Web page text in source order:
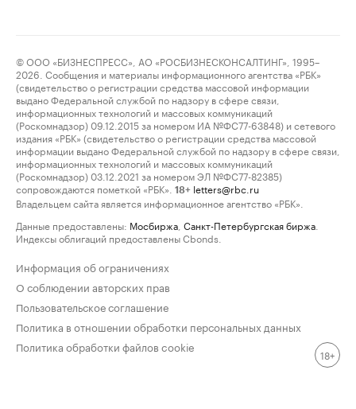
© ООО «БИЗНЕСПРЕСС», АО «РОСБИЗНЕСКОНСАЛТИНГ», 1995–
2026. Сообщения и материалы информационного агентства «РБК»
(свидетельство о регистрации средства массовой информации
выдано Федеральной службой по надзору в сфере связи,
информационных технологий и массовых коммуникаций
(Роскомнадзор) 09.12.2015 за номером ИА №ФС77-63848) и сетевого
издания «РБК» (свидетельство о регистрации средства массовой
информации выдано Федеральной службой по надзору в сфере связи,
информационных технологий и массовых коммуникаций
(Роскомнадзор) 03.12.2021 за номером ЭЛ №ФС77-82385)
сопровождаются пометкой «РБК».
18+ letters@rbc.ru
Владельцем сайта является информационное агентство «РБК».
Данные предоставлены: Мосбиржа Санкт-Петербургская биржа
Индексы облигаций предоставлены Cbonds.
Информация об ограничениях
О соблюдении авторских прав
Пользовательское соглашение
Политика в отношении обработки персональных данных
Политика обработки файлов cookie
18+